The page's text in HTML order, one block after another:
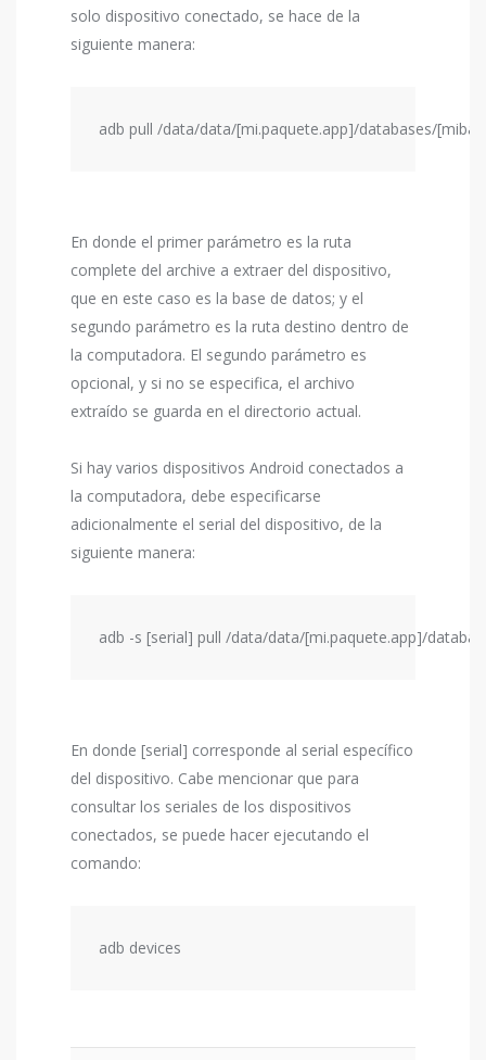
solo dispositivo conectado, se hace de la
siguiente manera:
adb pull /data/data/[mi.paquete.app]/databases/
En donde el primer parámetro es la ruta
complete del archive a extraer del dispositivo,
que en este caso es la base de datos; y el
segundo parámetro es la ruta destino dentro de
la computadora. El segundo parámetro es
opcional, y si no se especifica, el archivo
extraído se guarda en el directorio actual.
Si hay varios dispositivos Android conectados a
la computadora, debe especificarse
adicionalmente el serial del dispositivo, de la
siguiente manera:
adb -s [serial] pull /data/data/[mi.paquete.app]/
En donde [serial] corresponde al serial específico
del dispositivo. Cabe mencionar que para
consultar los seriales de los dispositivos
conectados, se puede hacer ejecutando el
comando:
adb devices